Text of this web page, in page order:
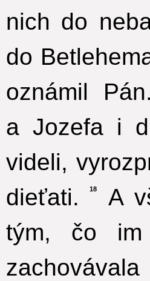
nich do
do
oznámil
a Jozefa i
videli,
dieťati.
18
A
tým, čo im